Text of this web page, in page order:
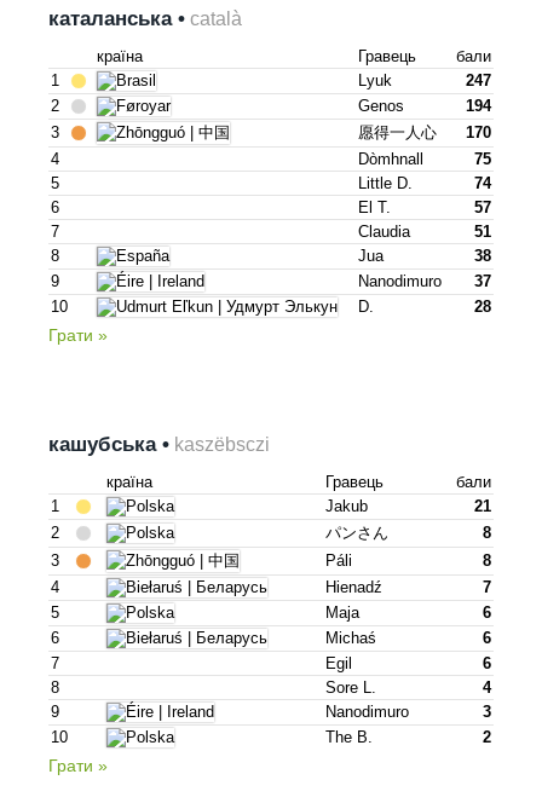
каталанська • català
країна Гравець
бали
1
Lyuk
247
2
Genos
194
3
愿得一人心
170
4
Dòmhnall
75
5
Little D.
74
6
El T.
57
7
Claudia
51
8
Jua
38
9
Nanodimuro
37
10
D. 28
Грати »
кашубська • kaszëbsczi
країна Гравець
бали
1
Jakub
21
2
パンさん
8
3
Páli
8
4
Hienadź
7
5
Maja
6
6
Michaś
6
7
Egil
6
8
Sore L.
4
9
Nanodimuro
3
10
The B. 2
Грати »